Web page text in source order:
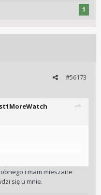
1
#56173
i mam mieszane
się u mnie.